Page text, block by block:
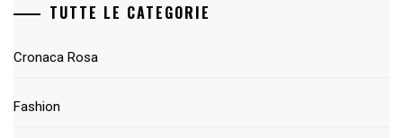
TUTTE LE CATEGORIE
Cronaca Rosa
Fashion